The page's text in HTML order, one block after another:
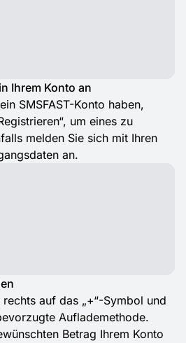
Ihrem Konto an
SMSFAST-Konto haben,
um eines zu
melden Sie sich mit Ihren
an.
auf das „+“-Symbol und
Auflademethode.
Betrag Ihrem Konto